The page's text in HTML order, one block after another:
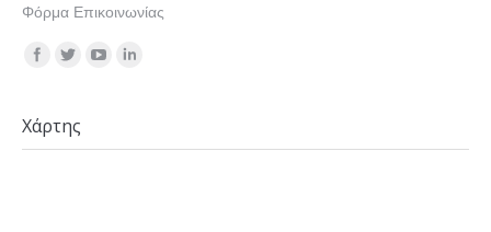
Φόρμα Επικοινωνίας
Find us on:
Χάρτης